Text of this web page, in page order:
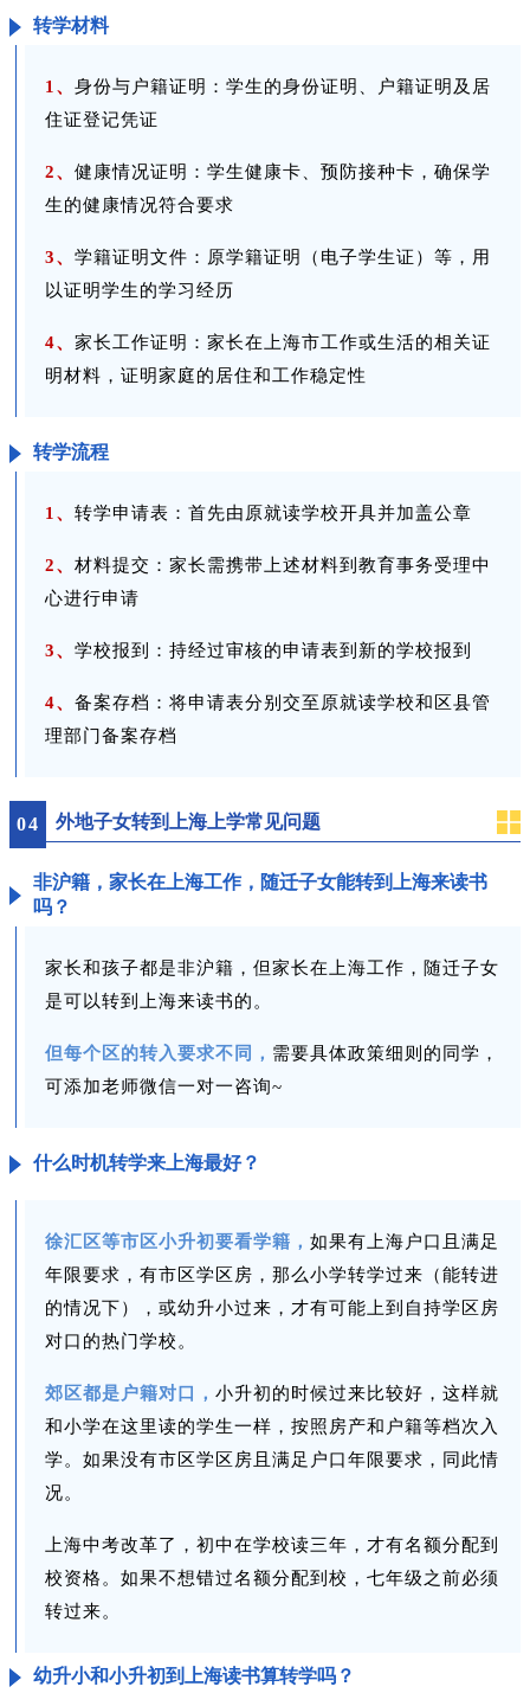
转学材料
1、 身份与户籍证明：学生的身份证明、户籍证明及居
住证登记凭证
2、 健康情况证明：学生健康卡、预防接种卡，确保学
生的健康情况符合要求
3、 学籍证明文件：原学籍证明（电子学生证）等，用
以证明学生的学习经历
4、 家长工作证明：家长在上海市工作或生活的相关证
明材料，证明家庭的居住和工作稳定性
转学流程
1、 转学申请表：首先由原就读学校开具并加盖公章
2、 材料提交：家长需携带上述材料到教育事务受理中
心进行申请
3、 学校报到：持经过审核的申请表到新的学校报到
4、 备案存档：将申请表分别交至原就读学校和区县管
理部门备案存档
04 外地子女转到上海上学常见问题
非沪籍，家长在上海工作，随迁子女能转到上海来读书
吗？
家长和孩子都是非沪籍，但家长在上海工作，随迁子女
是可以转到上海来读书的。
但每个区的转入要求不同， 需要具体政策细则的同学，
可添加老师微信一对一咨询~
什么时机转学来上海最好？
徐汇区等市区小升初要看学籍， 如果有上海户口且满足
年限要求，有市区学区房，那么小学转学过来（能转进
的情况下），或幼升小过来，才有可能上到自持学区房
对口的热门学校。
郊区都是户籍对口， 小升初的时候过来比较好，这样就
和小学在这里读的学生一样，按照房产和户籍等档次入
学。如果没有市区学区房且满足户口年限要求，同此情
况。
上海中考改革了，初中在学校读三年，才有名额分配到
校资格。如果不想错过名额分配到校，七年级之前必须
转过来。
幼升小和小升初到上海读书算转学吗？